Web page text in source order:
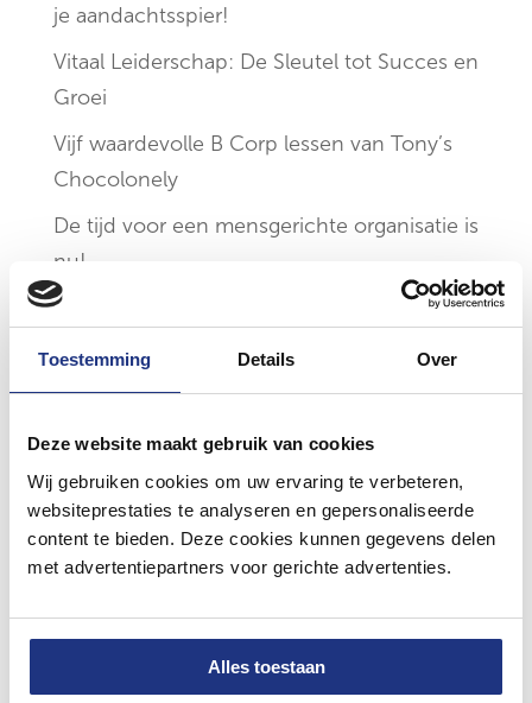
Toestemming Details Over
Deze website maakt gebruik van cookies
Wij gebruiken cookies om uw ervaring te verbeteren,
websiteprestaties te analyseren en gepersonaliseerde
content te bieden. Deze cookies kunnen gegevens delen
met advertentiepartners voor gerichte advertenties.
Alles toestaan
je aandachtsspier!
Vitaal Leiderschap: De Sleutel tot Succes en
Groei
Vijf waardevolle B Corp lessen van Tony’s
Chocolonely
De tijd voor een mensgerichte organisatie is
nu!
Rouw & verlies op de werkvloer, hoe ga je
Recente
reacties
De tips om te groeien als ondernemer –
berekenenopOnzeVertrouwenspersoon: